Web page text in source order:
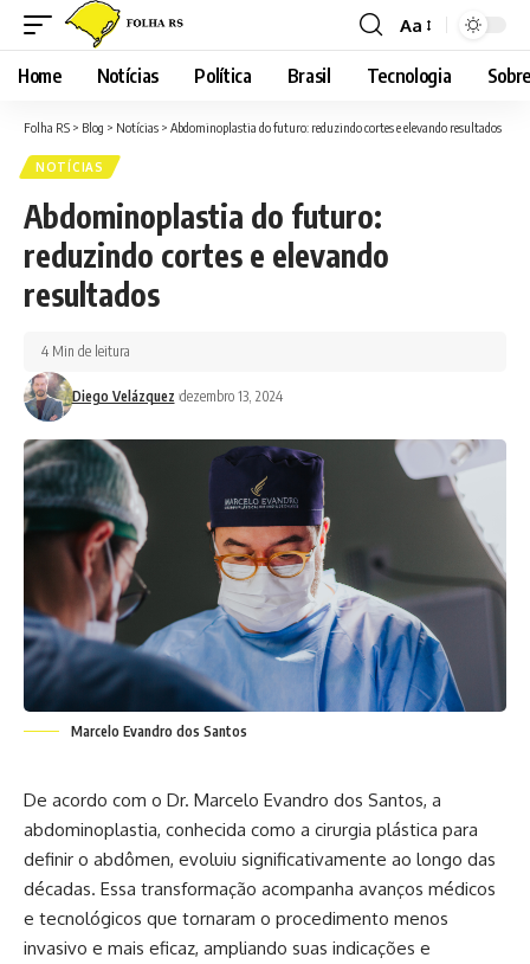
Font
Resizer
Aa
Home Notícias Política Brasil Tecnologia
Folha RS > Blog > Notícias > Abdominoplastia do futuro: reduzindo cortes e elevando resultados
NOTÍCIAS
Abdominoplastia do futuro:
reduzindo cortes e elevando
resultados
Diego Velázquez dezembro 13, 2024
4 Min de leitura
Marcelo Evandro dos Santos
De acordo com o Dr. Marcelo Evandro dos Santos, a
abdominoplastia, conhecida como a cirurgia plástica para
definir o abdômen, evoluiu significativamente ao longo das
décadas. Essa transformação acompanha avanços médicos
e tecnológicos que tornaram o procedimento menos
invasivo e mais eficaz, ampliando suas indicações e